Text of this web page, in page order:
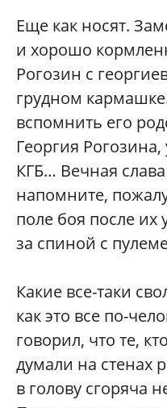
Еще как носят.
и хорошо
Рогозин с
грудном
вспомнить его
Георгия
КГБ… Вечная
напомните,
поле боя после их
за спиной с
Какие все-таки
как это все по-
говорил, что те,
думали на стенах
в голову сгоряча